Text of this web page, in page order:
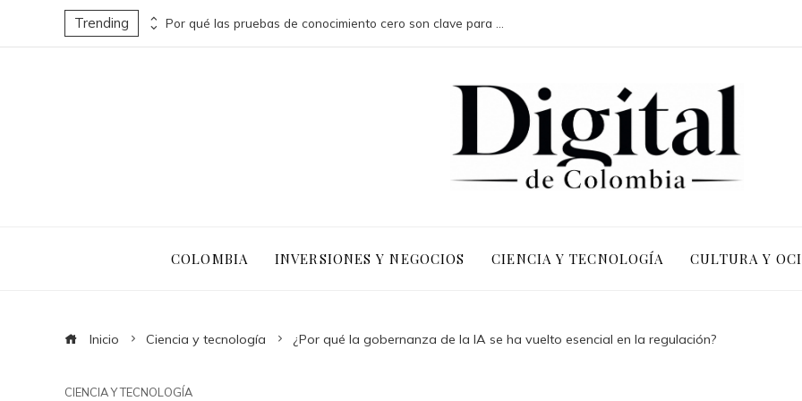
Trending Turismo sostenible y pesca responsable en la economía azul de Belice
COLOMBIA INVERSIONES Y NEGOCIOS CIENCIA Y TECNOLOGÍA CULTURA Y
Inicio Ciencia y tecnología ¿Por qué la gobernanza de la IA se ha vuelto esencial en la regulación?
CIENCIA Y TECNOLOGÍA